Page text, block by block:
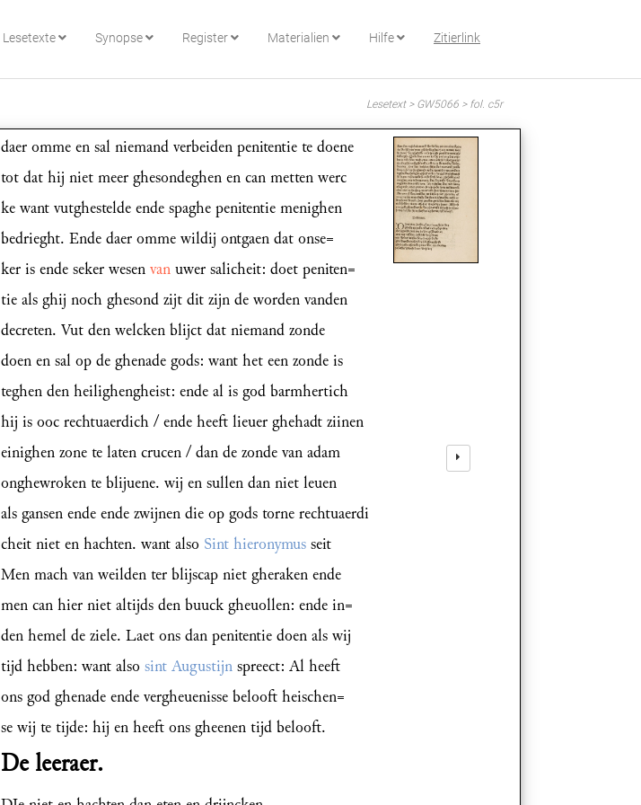
Lesetexte Synopse Register Materialien Hilfe Zitierlink
Lesetext > GW5066 > fol. c5r
daer omme en sal niemand verbeiden penitentie te doene
tot dat hij niet meer ghesondeghen en can metten werc
ke want vutghestelde ende spaghe penitentie menighen
bedrieght. Ende daer omme wildij ontgaen dat onse=
ker is ende seker wesenvan uwer salicheit: doet peniten=
tie als ghij noch ghesond zijt dit zijn de worden vanden
decreten. Vut den welcken blijct dat niemand zonde
doen en sal op de ghenade gods: want het een zonde is
teghen den heilighengheist: ende al is god barmhertich
hij is ooc rechtuaerdich / ende heeft lieuer ghehadt ziinen
einighen zone te laten crucen / dan de zonde van adam
onghewroken te blijuene. wij en sullen dan niet leuen
als gansen ende ende zwijnen die op gods torne rechtuaerdi
cheit niet en hachten. want also Sint hieronymus seit
Men mach van weilden ter blijscap niet gheraken ende
men can hier niet altijds den buuck gheuollen: ende in=
den hemel de ziele. Laet ons dan penitentie doen als wij
tijd hebben: want alsosint Augustijn spreect: Al heeft
ons god ghenade ende vergheuenisse belooft heischen=
se wij te tijde: hij en heeft ons gheenen tijd belooft.
De leeraer.